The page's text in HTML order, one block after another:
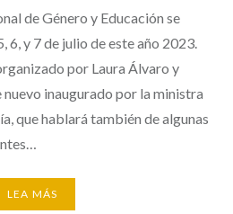
de Género y Educación se
6, y 7 de julio de este año 2023.
por Laura Álvaro y
inaugurado por la ministra
que hablará también de algunas
LEA MÁS